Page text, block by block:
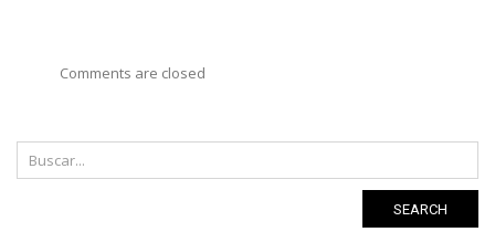
Comments are closed
SEARCH